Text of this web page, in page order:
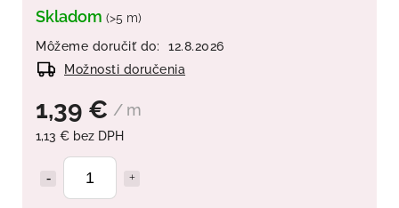
1,39 € / m
1,13 € bez DPH
Skladom (>5 m)
Môžeme doručiť do:
12.8.2026
Možnosti doručenia